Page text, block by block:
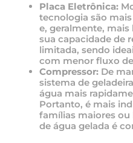
Placa Eletrônica:
tecnologia são
e, geralmente,
sua capacidade de
limitada, sendo
com menor fluxo
Compressor: De
sistema de
água mais
Portanto, é mais
famílias maiores
de água gelada é